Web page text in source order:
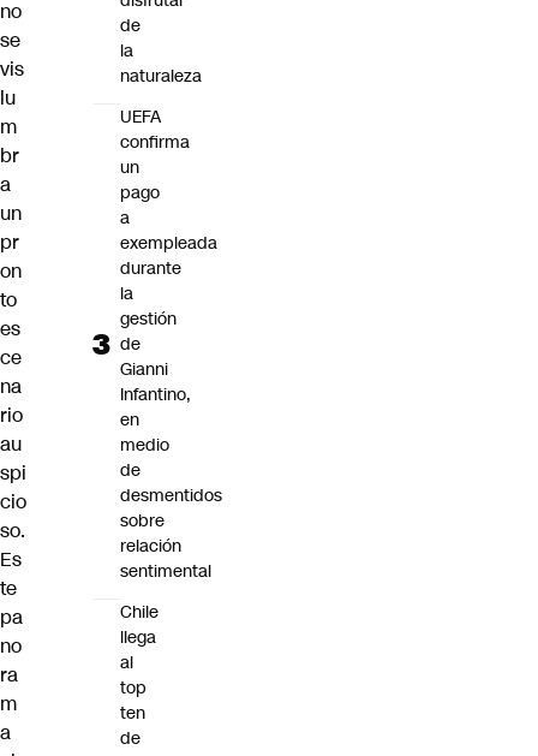
no
se
vis
lu
m
br
a
un
pr
on
to
es
ce
na
rio
au
spi
cio
so.
Es
te
pa
no
ra
m
a
de
la
naturaleza
UEFA
confirma
un
pago
a
exempleada
durante
la
gestión
de
Gianni
Infantino,
en
medio
de
desmentidos
sobre
relación
sentimental
Chile
llega
al
top
ten
de